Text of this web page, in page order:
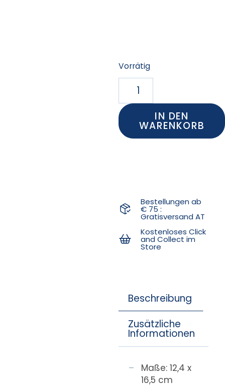
Vorrätig
IN DEN
WARENKORB
Bestellungen ab
€ 75 :
Gratisversand AT
Kostenloses Click
and Collect im
Store
Beschreibung
Zusätzliche
Informationen
Maße: 12,4 x
16,5 cm